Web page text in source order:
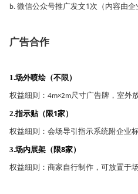
b. 微信公众号推广发文1次（内容由企
广告合作
1.场外喷绘（不限）
权益细则： 4m×2m尺寸广告牌，室外
2.指示贴（限1家）
权益细则：会场导引指示系统附企业
3.场内展架（限8家）
权益细则：商家自行制作，可放置于